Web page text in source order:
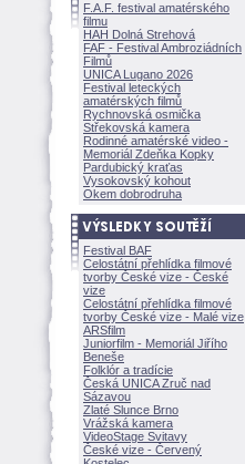
F.A.F. festival amatérského
filmu
HAH Dolná Strehov
FAF - Festival Ambroziádních
Filmů
UNICA Lugano 2026
Festival leteckých
amatérských filmů
Rychnovská osmička
Střekovská kamera
Rodinné amatérské video -
Memoriál Zdeňka Kopky
Pardubický kraťas
Vysokovský kohout
Okem dobrodruha
Festival BAF
Celostátní přehlídka filmové
tvorby České vize - České
vize
Celostátní přehlídka filmové
tvorby České vize - Malé vize
ARSfilm
Juniorfilm - Memoriál Jiřího
Beneše
Folklór a tradície
Česká UNICA Zruč nad
Sázavou
Zlaté Slunce Brno
Vrážská kamera
VideoStage Svitavy
České vize - Červený